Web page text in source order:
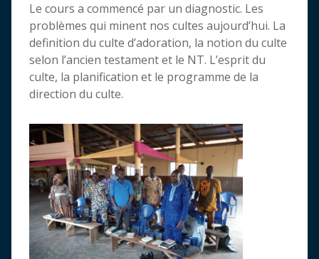
Le cours a commencé par un diagnostic. Les
problèmes qui minent nos cultes aujourd’hui. La
definition du culte d’adoration, la notion du culte
selon l’ancien testament et le NT. L’esprit du
culte, la planification et le programme de la
direction du culte.